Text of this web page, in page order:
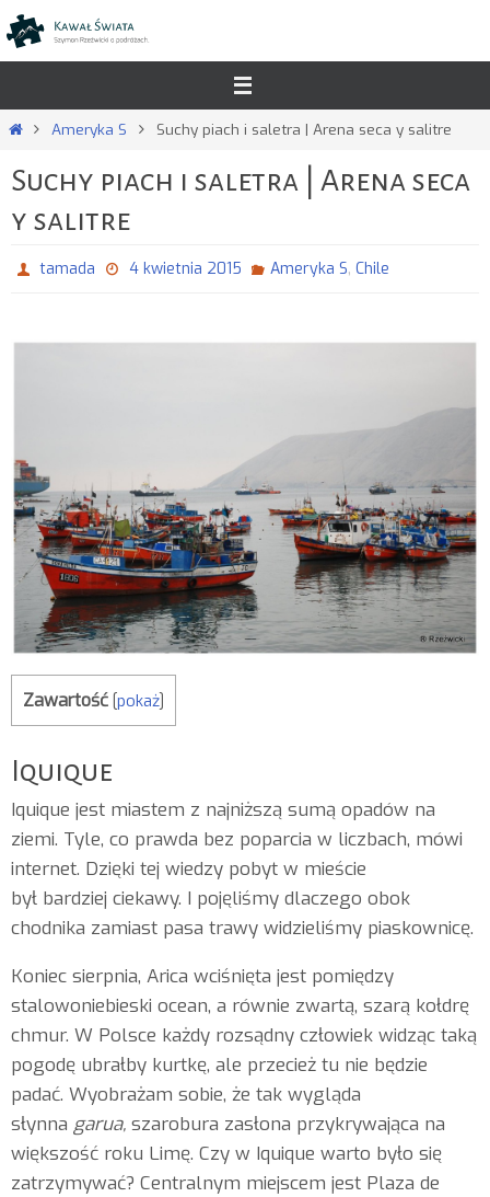
Przejdź
do
StronaAmeryka S Suchy piach i saletra | Arena seca y salitre
Suchy piach i saletra | Arena seca
y salitre
tamada 4 kwietnia 2015 Ameryka S, Chile
Zawartość [pokaż]
Iquique
Iquique jest miastem z najniższą sumą opadów na
ziemi. Tyle, co prawda bez poparcia w liczbach, mówi
internet. Dzięki tej wiedzy pobyt w mieście
był bardziej ciekawy. I pojęliśmy dlaczego obok
chodnika zamiast pasa trawy widzieliśmy piaskownicę.
Koniec sierpnia, Arica wciśnięta jest pomiędzy
stalowoniebieski ocean, a równie zwartą, szarą kołdrę
chmur. W Polsce każdy rozsądny człowiek widząc taką
pogodę ubrałby kurtkę, ale przecież tu nie będzie
padać. Wyobrażam sobie, że tak wygląda
słynna garua, szarobura zasłona przykrywająca na
większość roku Limę. Czy w Iquique warto było się
zatrzymywać? Centralnym miejscem jest Plaza de